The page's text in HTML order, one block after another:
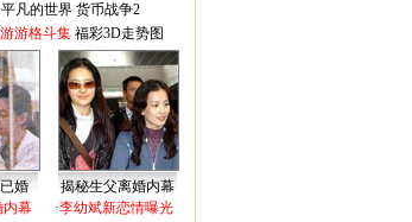
平凡的世界 货币战争2
游格斗集 福彩3D走势图
婚
揭秘生父离婚内幕
内幕
·李幼斌新恋情曝光